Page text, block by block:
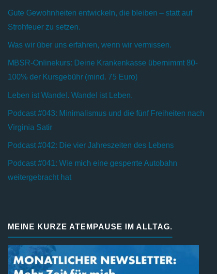
Gute Gewohnheiten entwickeln, die bleiben – statt auf
Strohfeuer zu setzen.
Was wir über uns erfahren, wenn wir vermissen.
MBSR-Onlinekurs: Deine Krankenkasse übernimmt 80-
100% der Kursgebühr (mind. 75 Euro)
Leben ist Wandel. Wandel ist Leben.
Podcast #043: Minimalismus und die fünf Freiheiten nach
Virginia Satir
Podcast #042: Die vier Jahreszeiten des Lebens
Podcast #041: Wie mich eine gesperrte Autobahn
weitergebracht hat
MEINE KURZE ATEMPAUSE IM ALLTAG.